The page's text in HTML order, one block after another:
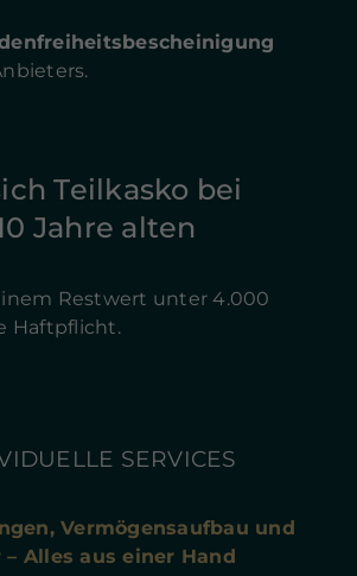
Teilkasko bei
Jahre alten
Restwert unter 4.000
Haftpflicht.
SERVICES
Vermögensaufbau und
– Alles aus einer Hand